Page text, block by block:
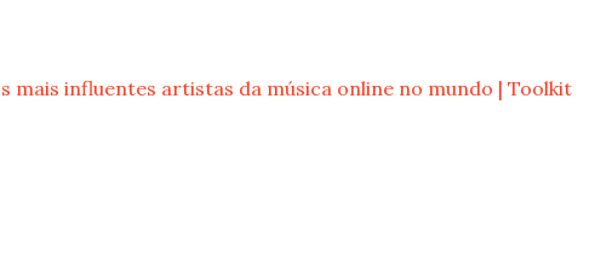
mais influentes artistas da música online no mundo | Toolkit